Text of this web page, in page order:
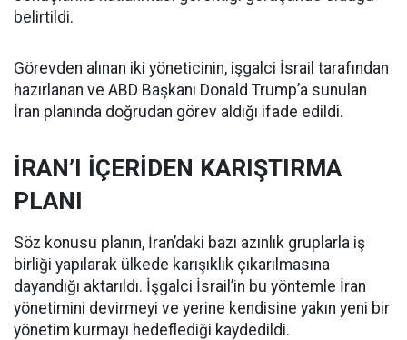
belirtildi.
Görevden alınan iki yöneticinin, işgalci İsrail tarafından
hazırlanan ve ABD Başkanı Donald Trump’a sunulan
İran planında doğrudan görev aldığı ifade edildi.
İRAN’I İÇERİDEN KARIŞTIRMA
PLANI
Söz konusu planın, İran’daki bazı azınlık gruplarla iş
birliği yapılarak ülkede karışıklık çıkarılmasına
dayandığı aktarıldı. İşgalci İsrail’in bu yöntemle İran
yönetimini devirmeyi ve yerine kendisine yakın yeni bir
yönetim kurmayı hedeflediği kaydedildi.